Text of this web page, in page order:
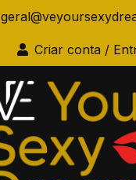
Criar conta /